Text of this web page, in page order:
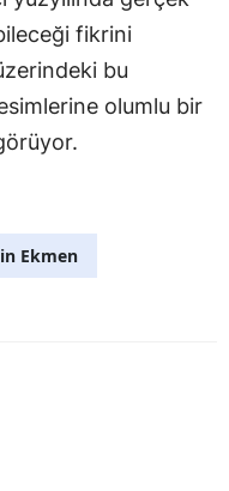
fikrini
bu
olumlu bir
Ekmen